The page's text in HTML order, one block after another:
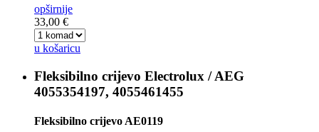
opširnije
33,00 €
u košaricu
Fleksibilno crijevo Electrolux / AEG
4055354197, 4055461455
Fleksibilno crijevo AE0119